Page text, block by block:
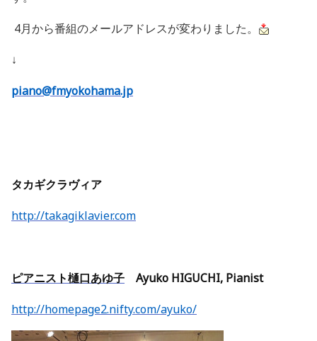
4月から番組のメールアドレスが変わりました。
↓
piano@fmyokohama.jp
タカギクラヴィア
http://takagiklavier.com
ピアニスト樋口あゆ子 Ayuko HIGUCHI, Pianist
http://homepage2.nifty.com/ayuko/